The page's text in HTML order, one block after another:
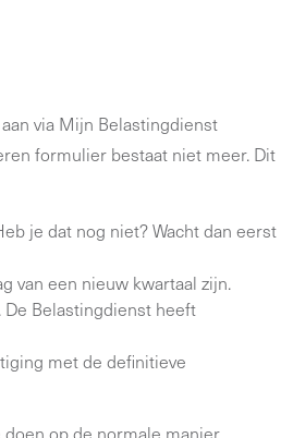
via Mijn Belastingdienst
formulier bestaat niet meer. Dit
je dat nog niet? Wacht dan eerst
van een nieuw kwartaal zijn.
De Belastingdienst heeft
met de definitieve
op de normale manier.